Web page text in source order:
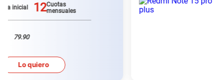
Cuota inicial12Cuotas